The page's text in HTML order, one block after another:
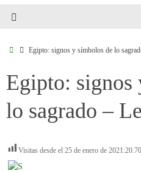
Egipto: signos y símbolos de lo
Egipto: signos
lo sagrado –
Visitas desde el 25 de enero de 2021: